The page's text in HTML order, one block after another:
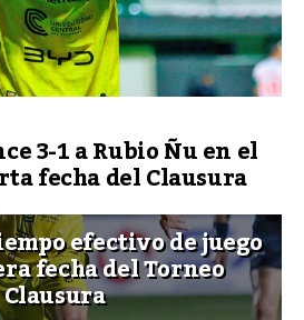
3-1 a Rubio Ñu en el
fecha del Clausura
efectivo de juego
fecha del Torneo
Clausura